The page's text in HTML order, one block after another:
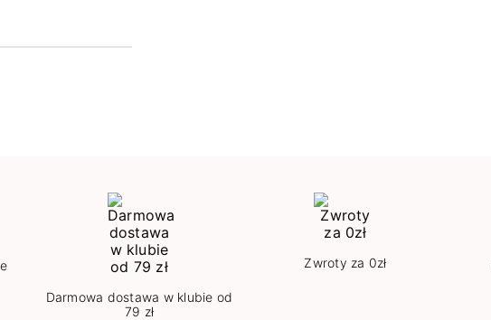
Darmowa dostawa w klubie od
79 zł
Zwroty za 0zł